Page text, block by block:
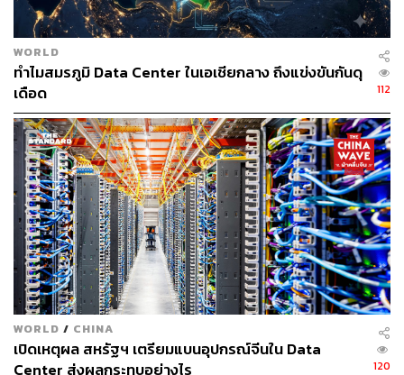
กิจการผลิตอุปกรณ์การแพทย์และบริการทางการแพทย์
18,237 ล้านบาท 92 โครงการ
การขอรับการส่งเสริมตามมาตรการยกระดับ
อุตสาหกรรม (Smart and Sustainable Industry) ช่วย
ผลิต 407 โครงการ เงินลงทุนรวม 35,560 ล้านบาท เพิ่ม
ขึ้น 30% ส่วนใหญ่เป็นการลงทุนพลังงานและการใช้
พลังงานทดแทน เปลี่ยนเครื่องจักร ระบบอัตโนมัติมาใช้
ในสายการผลิต
สิงคโปร์แชมป์ FDI
สำหรับการลงทุนจากต่างประเทศ (FDI) เองก็ขยายตัวอย่าง
ต่อเนื่อง มีโครงการยื่นขอรับการส่งเสริมจำนวน 2,050
โครงการ เพิ่มขึ้น 51% เงินลงทุนรวม 832,114 ล้านบาท เพิ่ม
ขึ้น 25% โดยประเทศ/เขตเศรษฐกิจที่มีมูลค่าขอรับการส่ง
เสริมสูงสุด 5 อันดับแรก ได้แก่
WORLD
ทำไมสมรภูมิ Data Center ในเอเชียกลาง ถึงแข่งขันกันดุ
เดือด
112
WORLD / CHINA
เปิดเหตุผล สหรัฐฯ เตรียมแบนอุปกรณ์จีนใน Data
Center ส่งผลกระทบอย่างไร
120